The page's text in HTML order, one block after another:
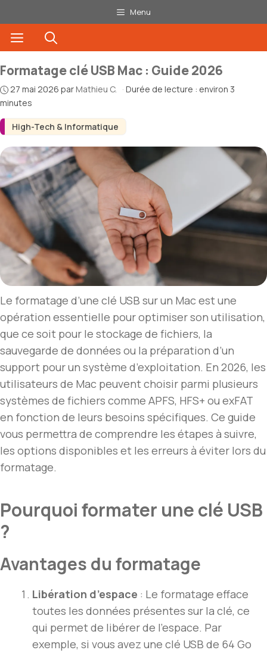
au
contenu
Menu
Menu
High-Tech & Informatique
Formatage clé USB Mac : Guide 2026
27 mai 2026 par Mathieu C. · Durée de lecture : environ 3
minutes
Le formatage d’une clé USB sur un Mac est une
opération essentielle pour optimiser son utilisation,
que ce soit pour le stockage de fichiers, la
sauvegarde de données ou la préparation d’un
support pour un système d’exploitation. En 2026, les
utilisateurs de Mac peuvent choisir parmi plusieurs
systèmes de fichiers comme APFS, HFS+ ou exFAT
en fonction de leurs besoins spécifiques. Ce guide
vous permettra de comprendre les étapes à suivre,
les options disponibles et les erreurs à éviter lors du
formatage.
Pourquoi formater une clé USB
?
Avantages du formatage
Libération d’espace : Le formatage efface
toutes les données présentes sur la clé, ce
qui permet de libérer de l’espace. Par
exemple, si vous avez une clé USB de 64 Go